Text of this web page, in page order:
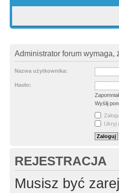
Administrator forum wymaga,
Nazwa użytkownika:
Hasło:
Wyślij
Ukryj
REJESTRACJA
Musisz być